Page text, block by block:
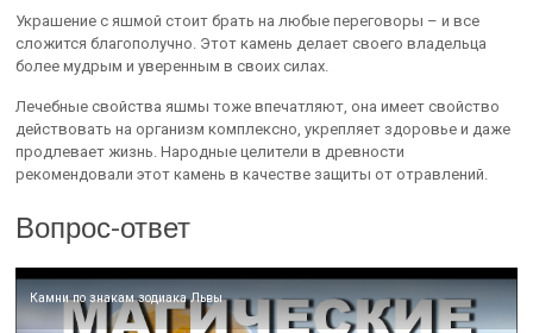
Украшение с яшмой стоит брать на любые переговоры – и все
сложится благополучно. Этот камень делает своего владельца
более мудрым и уверенным в своих силах.
Лечебные свойства яшмы тоже впечатляют, она имеет свойство
действовать на организм комплексно, укрепляет здоровье и даже
продлевает жизнь. Народные целители в древности
рекомендовали этот камень в качестве защиты от отравлений.
Вопрос-ответ
Камни по знакам зодиака Львы